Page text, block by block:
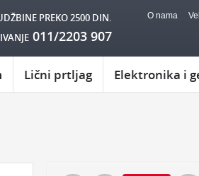
O nama
PREKO 2500 DIN.
011/2203 907
Lični prtljag Elektronika i